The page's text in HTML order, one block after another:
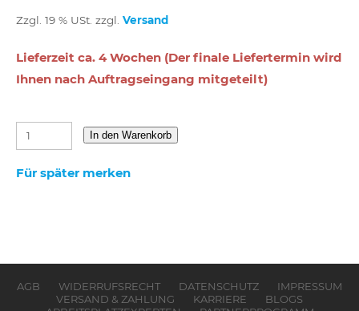
Zzgl. 19 % USt. zzgl. Versand
Lieferzeit ca. 4 Wochen (Der finale Liefertermin wird
Ihnen nach Auftragseingang mitgeteilt)
In den Warenkorb
Für später merken
AGB WIDERRUFSRECHT DATENSCHUTZ
IMPRESSUM
VERSAND & ZAHLUNG
KARRIERE
BLOGS